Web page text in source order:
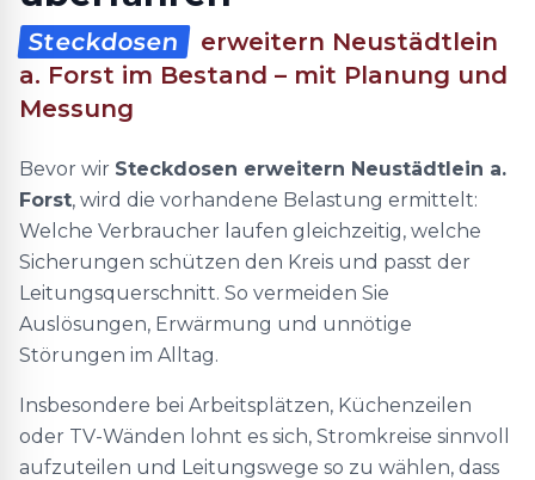
Steckdosen
erweitern Neustädtlein
a. Forst im Bestand – mit Planung und
Messung
Bevor wir Steckdosen erweitern Neustädtlein a.
Forst, wird die vorhandene Belastung ermittelt:
Welche Verbraucher laufen gleichzeitig, welche
Sicherungen schützen den Kreis und passt der
Leitungsquerschnitt. So vermeiden Sie
Auslösungen, Erwärmung und unnötige
Störungen im Alltag.
Insbesondere bei Arbeitsplätzen, Küchenzeilen
oder TV-Wänden lohnt es sich, Stromkreise sinnvoll
aufzuteilen und Leitungswege so zu wählen, dass